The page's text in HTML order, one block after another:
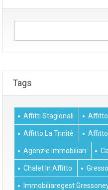
Tags
Affitti Stagionali
Affitto La Trinitè Affitto
Agenzie Immobiliari
Chalet In Affitto
Immobiliaregest